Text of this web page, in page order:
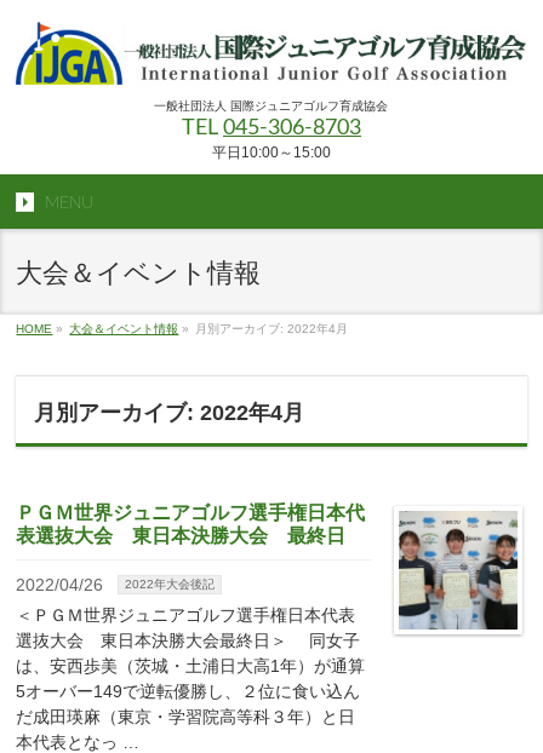
一般社団法人 国際ジュニアゴルフ育成協会
TEL 045-306-8703
平日10:00～15:00
MENU
大会＆イベント情報
HOME » 大会＆イベント情報 » 月別アーカイブ: 2022年4月
月別アーカイブ: 2022年4月
ＰＧＭ世界ジュニアゴルフ選手権日本代
表選抜大会 東日本決勝大会 最終日
2022/04/26 2022年大会後記
＜ＰＧＭ世界ジュニアゴルフ選手権日本代表
選抜大会 東日本決勝大会最終日＞ 同女子
は、安西歩美（茨城・土浦日大高1年）が通算
5オーバー149で逆転優勝し、２位に食い込ん
だ成田瑛麻（東京・学習院高等科３年）と日
本代表となっ …